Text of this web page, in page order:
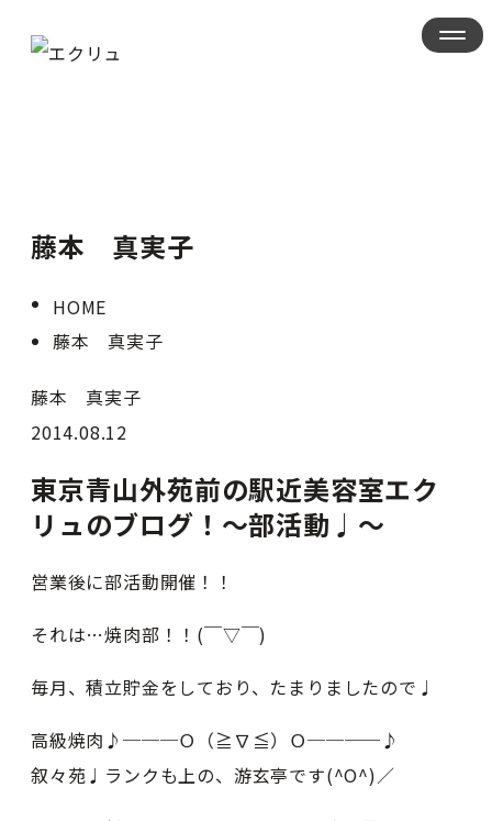
藤本 真実子
HOME
藤本 真実子
藤本 真実子
2014.08.12
東京青山外苑前の駅近美容室エク
リュのブログ！〜部活動♩〜
営業後に部活動開催！！
それは…焼肉部！！(￣▽￣)
毎月、積立貯金をしており、たまりましたので♩
高級焼肉♪───Ｏ（≧∇≦）Ｏ────♪
叙々苑♩ランクも上の、游玄亭です(^O^)／